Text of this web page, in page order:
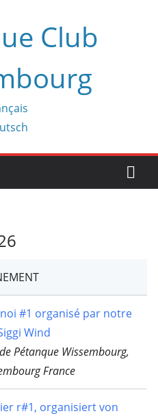
Club
#1 organisé par notre
Wind
Pétanque Wissembourg,
France
r#1, organisiert von